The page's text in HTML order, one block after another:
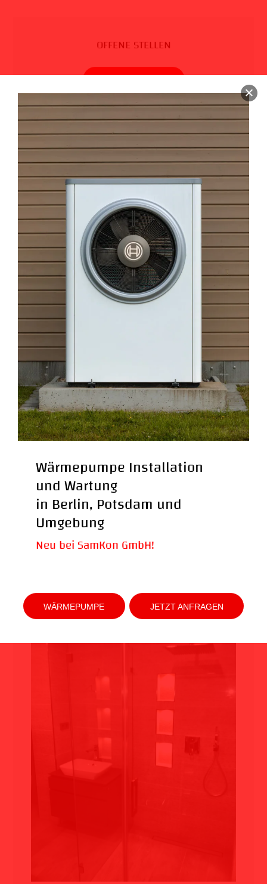
Wärmepumpe Installation
und Wartung
in Berlin, Potsdam und
Umgebung
Neu bei SamKon GmbH!
WÄRMEPUMPE JETZT ANFRAGEN
OFFENE STELLEN
Badsanierung
Sanierung-Referenzen
Weiterlesen >